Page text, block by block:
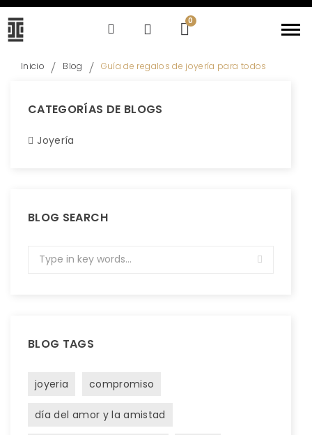
Inicio Blog Guía de regalos de joyería para todos
CATEGORÍAS DE BLOGS
Joyería
BLOG SEARCH
BLOG TAGS
joyeria compromiso
día del amor y la amistad